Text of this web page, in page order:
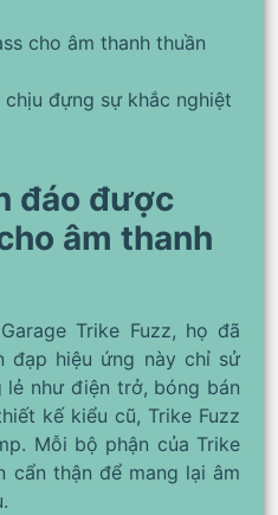
cho âm thanh thuần
đựng sự khắc nghiệt
đáo được
âm thanh
Trike Fuzz, họ đã
đạp hiệu ứng này chỉ sử
lẻ như điện trở, bóng bán
kế kiểu cũ, Trike Fuzz
Mỗi bộ phận của Trike
cẩn thận để mang lại âm